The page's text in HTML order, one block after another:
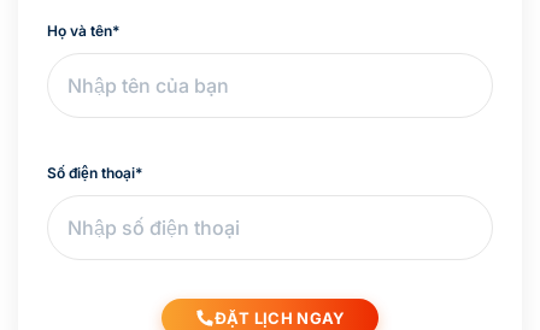
Họ và tên*
Số điện thoại*
ĐẶT LỊCH NGAY